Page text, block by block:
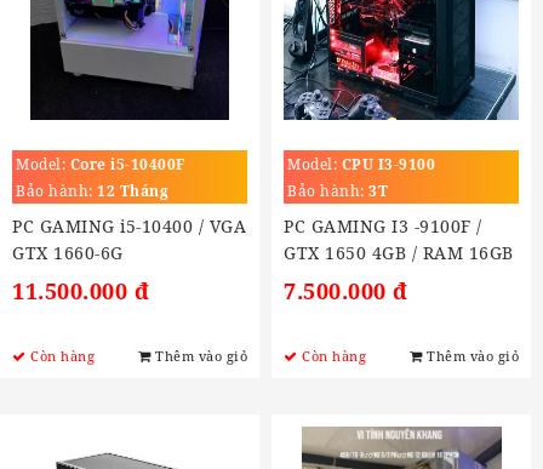
Model: Core i5-10400F
Bảo hành: 12 Tháng
PC GAMING i5-10400 / VGA
GTX 1660-6G
11.500.000 đ
Còn hàng Thêm vào giỏ
Model: CPU I3-9100
Bảo hành: 3T
PC GAMING I3 -9100F /
GTX 1650 4GB / RAM 16GB
/ SSD 240Gb
7.500.000 đ
Còn hàng Thêm vào giỏ